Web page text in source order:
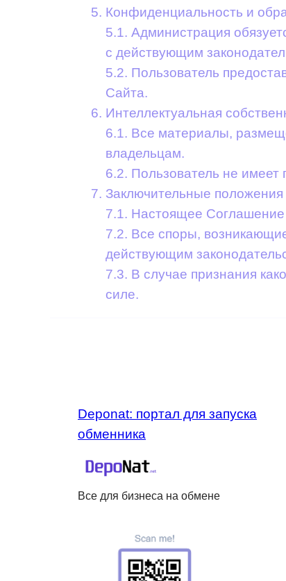
Конфиденциальность и
5.1. Администрация
с действующим
5.2. Пользователь
Сайта.
Интеллектуальная
6.1. Все материалы,
владельцам.
6.2. Пользователь не имеет
Заключительные положения
7.1. Настоящее Соглашение
7.2. Все споры,
действующим
7.3. В случае признания
силе.
Deponat: портал для запуска
обменника
Все для бизнеса на обмене